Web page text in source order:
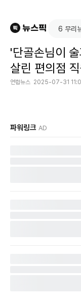
'단골손님이
살린 편의점
연합뉴스 2025-07-31
파워링크 AD